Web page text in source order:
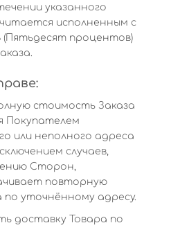
указанного
исполненным с
(Пятьдесят процентов)
стоимость Заказа
Покупателем
или неполного адреса
случаев,
Сторон,
повторную
по уточнённому адресу.
доставку Товара по